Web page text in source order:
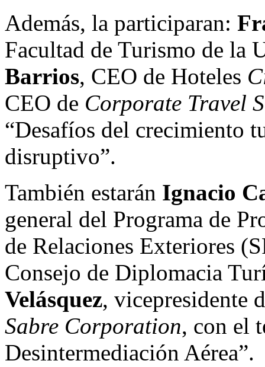
Además, la participaran:
Facultad de Turismo de la
Barrios, CEO de Hoteles
CEO de Corporate Travel
“Desafíos del crecimiento
disruptivo”.
También estarán Ignacio
general del Programa de
de Relaciones Exteriores
Consejo de Diplomacia
Velásquez, vicepresidente
Sabre Corporation, con el
Desintermediación Aérea”.